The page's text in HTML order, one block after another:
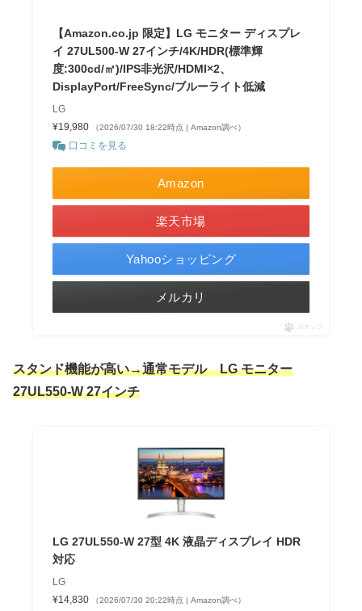
【Amazon.co.jp 限定】LG モニター ディスプレ
イ 27UL500-W 27インチ/4K/HDR(標準輝
度:300cd/㎡)/IPS非光沢/HDMI×2、
DisplayPort/FreeSync/ブルーライト低減
LG
¥19,980
（2026/07/30 18:22時点 | Amazon調べ）
口コミを見る
Amazon
楽天市場
Yahooショッピング
メルカリ
ポチップ
スタンド機能が高い→通常モデル LG モニター
27UL550-W 27インチ
LG 27UL550-W 27型 4K 液晶ディスプレイ HDR
対応
LG
¥14,830
（2026/07/30 20:22時点 | Amazon調べ）